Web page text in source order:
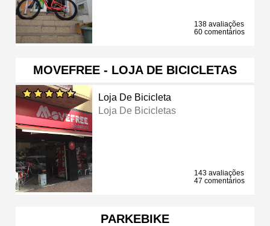
138 avaliações
60 comentários
MOVEFREE - LOJA DE BICICLETAS
Loja De Bicicleta
Loja De Bicicletas
143 avaliações
47 comentários
PARKEBIKE